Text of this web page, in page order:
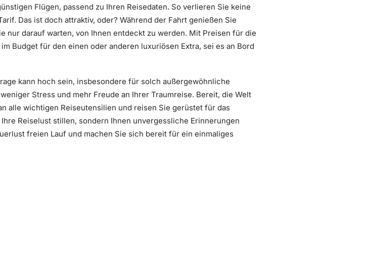
Flügen, passend zu Ihren Reisedaten. So verlieren Sie keine
Das ist doch attraktiv, oder? Während der Fahrt genießen Sie
nur darauf warten, von Ihnen entdeckt zu werden. Mit Preisen für die
Budget für den einen oder anderen luxuriösen Extra, sei es an Bord
kann hoch sein, insbesondere für solch außergewöhnliche
Stress und mehr Freude an Ihrer Traumreise. Bereit, die Welt
alle wichtigen Reiseutensilien und reisen Sie gerüstet für das
Reiselust stillen, sondern Ihnen unvergessliche Erinnerungen
freien Lauf und machen Sie sich bereit für ein einmaliges